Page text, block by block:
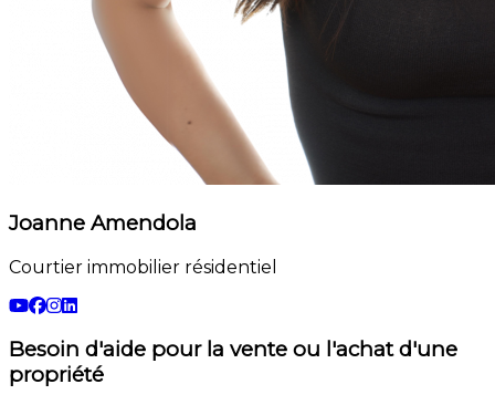
Joanne Amendola
Courtier immobilier résidentiel
Besoin d'aide pour la vente ou l'achat d'une
propriété